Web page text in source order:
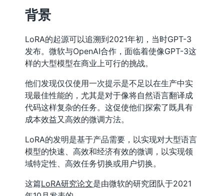
背景
LoRA的起源可以追溯到2021年初，当时GPT-3
发布。微软与OpenAI合作，面临着使像GPT-3这
样的大型模型在商业上可行的挑战。
他们发现仅仅使用一次提示是不足以在生产中实
现最佳性能的，尤其是对于像将自然语言翻译成
代码这样复杂的任务。这促使他们探索了既具有
成本效益又高效的微调方法。
LoRA的发明是基于产品需要，以实现对大型语言
模型的快速、高效和经济有效的微调，以实现领
域特定性、高效任务切换或用户切换。
这篇LoRA研究论文是由微软的研究团队于2021